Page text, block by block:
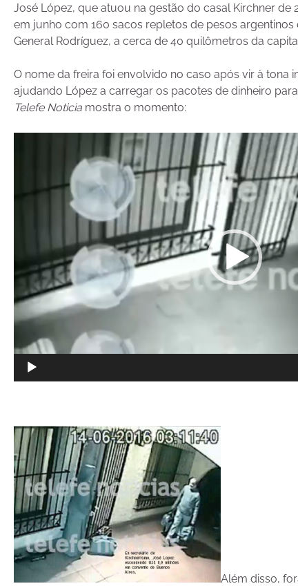
José López, que atuou na gestão do casal Kirchner
em junho com 160 sacos repletos de pesos
General Rodríguez, a cerca de 40 quilômetros da
O nome da freira foi envolvido no caso após vir à tona
ajudando López a carregar os pacotes de dinheiro
Telefe Noticia mostra o momento:
Além disso,